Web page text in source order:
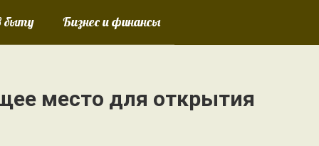
быту Бизнес и финансы
место для открытия